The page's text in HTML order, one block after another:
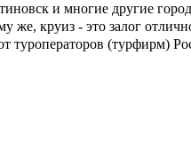
и многие другие
круиз - это залог
туроператоров (турфирм)